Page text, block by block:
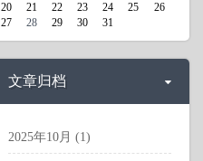
20
21 22 23 24 25
26
27
28 29 30 31
文章归档
2025年10月 (1)